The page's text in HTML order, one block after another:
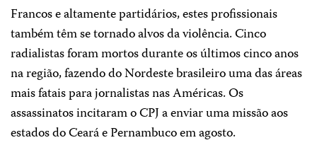
Francos e altamente partidários, estes profissionais
também têm se tornado alvos da violência. Cinco
radialistas foram mortos durante os últimos cinco anos
na região, fazendo do Nordeste brasileiro uma das áreas
mais fatais para jornalistas nas Américas. Os
assassinatos incitaram o CPJ a enviar uma missão aos
estados do Ceará e Pernambuco em agosto.